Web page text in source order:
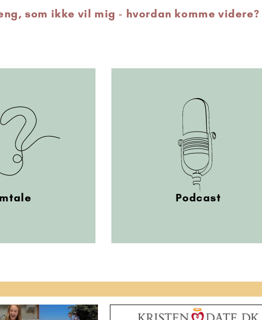
som ikke vil mig - hvordan komme videre?
Podcast